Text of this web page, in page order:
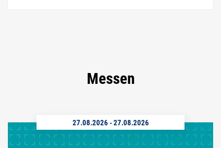
Messen
27.08.2026 -27.08.2026